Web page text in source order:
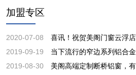
加盟专区
2020-07-08
喜讯！祝贺美阁门窗云浮
2019-09-19
当下流行的窄边系列铝合
2019-08-30
美阁高端定制断桥铝窗，